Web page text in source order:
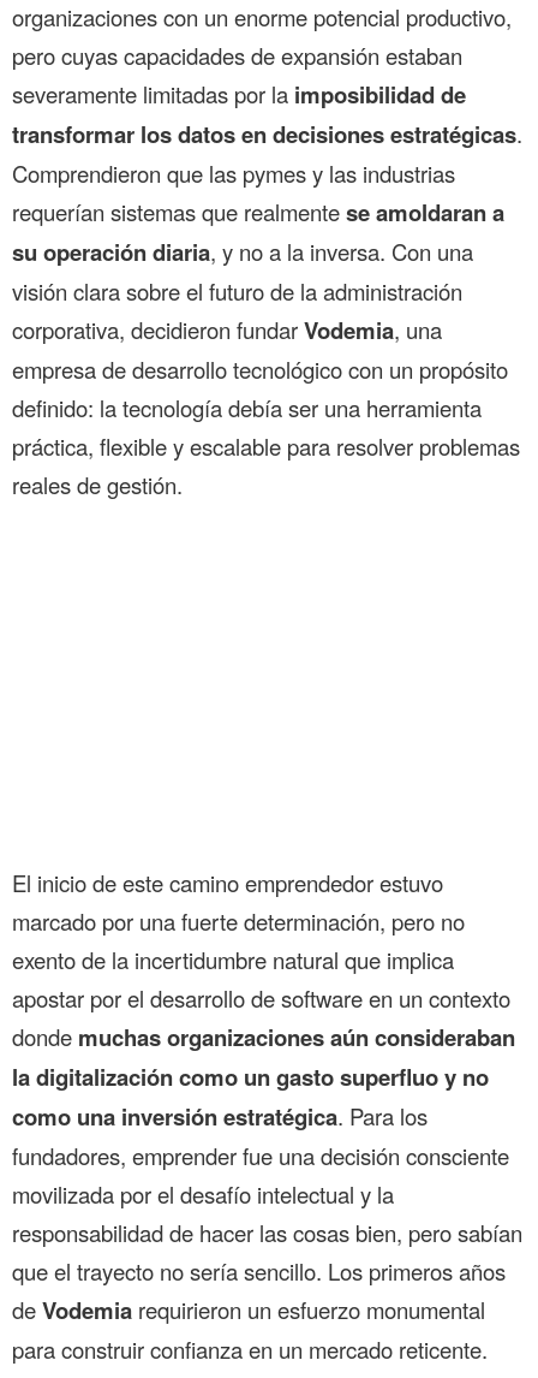
organizaciones con un enorme potencial productivo,
pero cuyas capacidades de expansión estaban
severamente limitadas por la imposibilidad de
transformar los datos en decisiones estratégicas.
Comprendieron que las pymes y las industrias
requerían sistemas que realmentese amoldaran a
su operación diaria, y no a la inversa. Con una
visión clara sobre el futuro de la administración
corporativa, decidieron fundarVodemia, una
empresa de desarrollo tecnológico con un propósito
definido: la tecnología debía ser una herramienta
práctica, flexible y escalable para resolver problemas
reales de gestión.
El inicio de este camino emprendedor estuvo
marcado por una fuerte determinación, pero no
exento de la incertidumbre natural que implica
apostar por el desarrollo de software en un contexto
donde muchas organizaciones aún consideraban
la digitalización como un gasto superfluo y no
como una inversión estratégica. Para los
fundadores, emprender fue una decisión consciente
movilizada por el desafío intelectual y la
responsabilidad de hacer las cosas bien, pero sabían
que el trayecto no sería sencillo. Los primeros años
deVodemia requirieron un esfuerzo monumental
para construir confianza en un mercado reticente.